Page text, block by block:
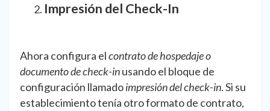
Impresión del Check-In
Ahora configura elcontrato de hospedaje o
documento de check-inusando el bloque de
configuración llamadoimpresión del check-in. Si su
establecimiento tenía otro formato de contrato,